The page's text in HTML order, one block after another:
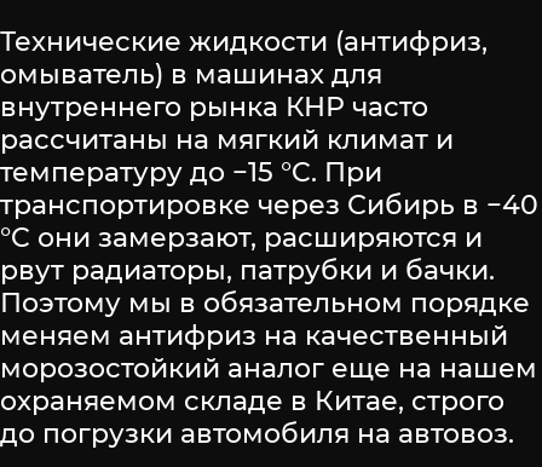
Технические жидкости (антифриз,
омыватель) в машинах для
внутреннего рынка КНР часто
рассчитаны на мягкий климат и
температуру до −15 °C. При
транспортировке через Сибирь в −40
°C они замерзают, расширяются и
рвут радиаторы, патрубки и бачки.
Поэтому мы в обязательном порядке
меняем антифриз на качественный
морозостойкий аналог еще на нашем
охраняемом складе в Китае, строго
до погрузки автомобиля на автовоз.